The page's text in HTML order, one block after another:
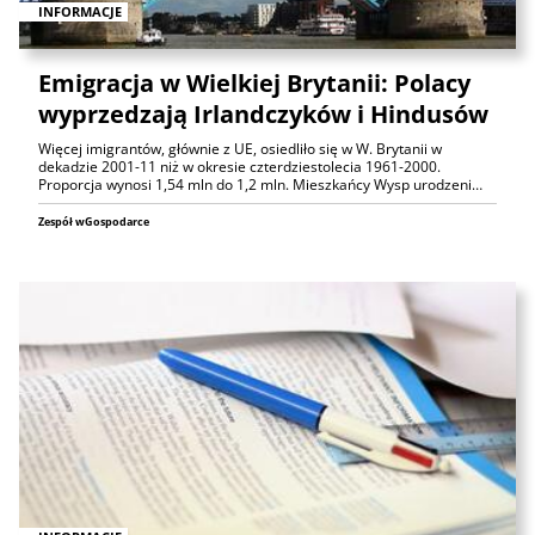
INFORMACJE
Emigracja w Wielkiej Brytanii: Polacy
wyprzedzają Irlandczyków i Hindusów
Więcej imigrantów, głównie z UE, osiedliło się w W. Brytanii w
dekadzie 2001-11 niż w okresie czterdziestolecia 1961-2000.
Proporcja wynosi 1,54 mln do 1,2 mln. Mieszkańcy Wysp urodzeni…
Zespół wGospodarce